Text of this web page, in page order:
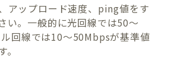
アップロード速度、ping値をす
い。一般的に光回線では50〜
回線では10〜50Mbpsが基準値